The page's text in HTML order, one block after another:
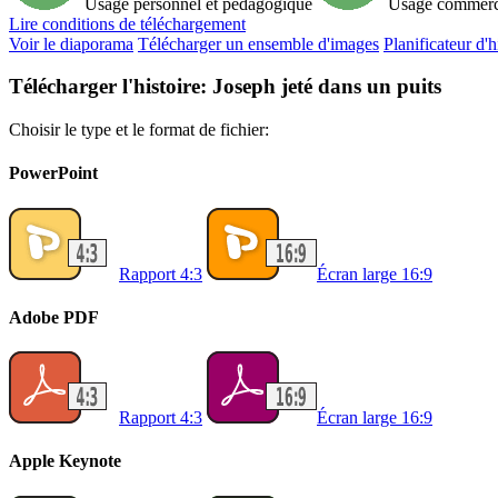
Lire conditions de téléchargement
Voir le diaporama Télécharger un ensemble d'images Planificateur
Télécharger l'histoire: Joseph jeté dans un puits
Choisir le type et le format de fichier:
PowerPoint
Rapport 4:3 Écran large 16:9
Adobe PDF
Rapport 4:3 Écran large 16:9
Apple Keynote